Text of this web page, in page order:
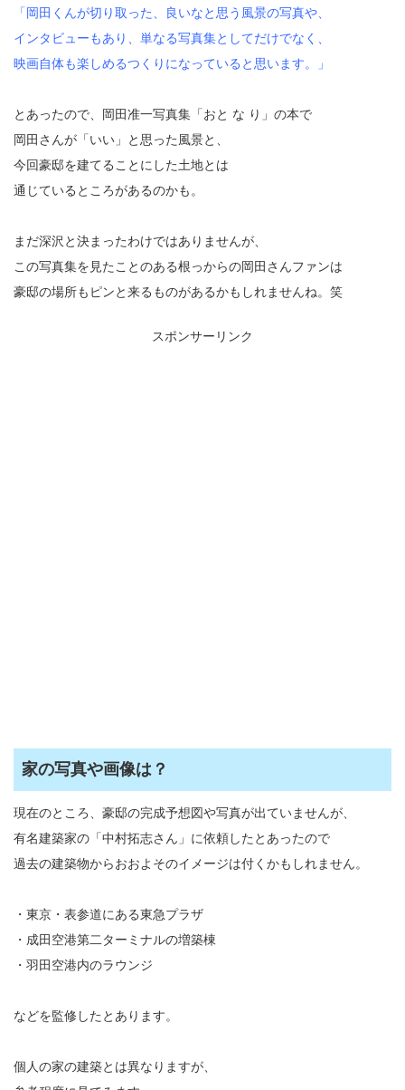
「岡田くんが切り取った、良いなと思う風景の写真や、
インタビューもあり、単なる写真集としてだけでなく、
映画自体も楽しめるつくりになっていると思います。」
とあったので、岡田准一写真集「おと な り」の本で
岡田さんが「いい」と思った風景と、
今回豪邸を建てることにした土地とは
通じているところがあるのかも。
まだ深沢と決まったわけではありませんが、
この写真集を見たことのある根っからの岡田さんファンは
豪邸の場所もピンと来るものがあるかもしれませんね。笑
スポンサーリンク
家の写真や画像は？
現在のところ、豪邸の完成予想図や写真が出ていませんが、
有名建築家の「中村拓志さん」に依頼したとあったので
過去の建築物からおおよそのイメージは付くかもしれません。
・東京・表参道にある東急プラザ
・成田空港第二ターミナルの増築棟
・羽田空港内のラウンジ
などを監修したとあります。
個人の家の建築とは異なりますが、